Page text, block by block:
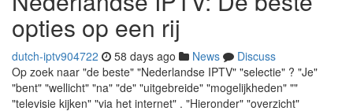
opties op een rij
dutch-iptv904722 58 days ago News
Discuss
Op zoek naar "de beste" "Nederlandse IPTV" "selectie" ? "Je"
"bent" "wellicht" "na" "de" "uitgebreide" "mogelijkheden" ""
"televisie kijken" "via het internet" . "Hieronder" "overzicht"